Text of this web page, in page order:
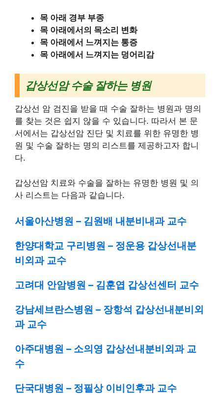
목 아래 경부 부종
목 아래에서의 목소리 변화
목 아래에서 느껴지는 통증
목 아래에서 느껴지는 덩어리감
갑상선암 수술 잘하는 병원
갑상선 암 검진을 받을 때 수술 잘하는 병원과 명의
를 찾는 것은 쉽지 않을 수 있습니다. 따라서 본 문
서에서는 갑상선암 진단 및 치료를 위한 유명한 병
원 및 수술 잘하는 명의 리스트를 제공하고자 합니
다.
갑상선암 치료와 수술을 잘하는 유명한 병원 및 의
사 리스트는 다음과 같습니다.
서울아산병원 – 김원배 내분비내과 교수
한양대학교 구리병원 – 정운용 갑상선내분
비외과 교수
고려대 안암병원 – 김훈엽 갑상선센터 교수
강남세브란스병원 – 장항석 갑상선내분비외
과 교수
아주대병원 – 소의영 갑상선내분비외과 교
수
단국대병원 – 정필상 이비인후과 교수